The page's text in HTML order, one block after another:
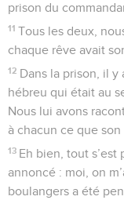
prison du
11 Tous les deux,
chaque rêve avait
12 Dans la prison, il
hébreu qui était au
Nous lui avons
à chacun ce que
13 Eh bien, tout s’est
annoncé : moi, on
boulangers a été